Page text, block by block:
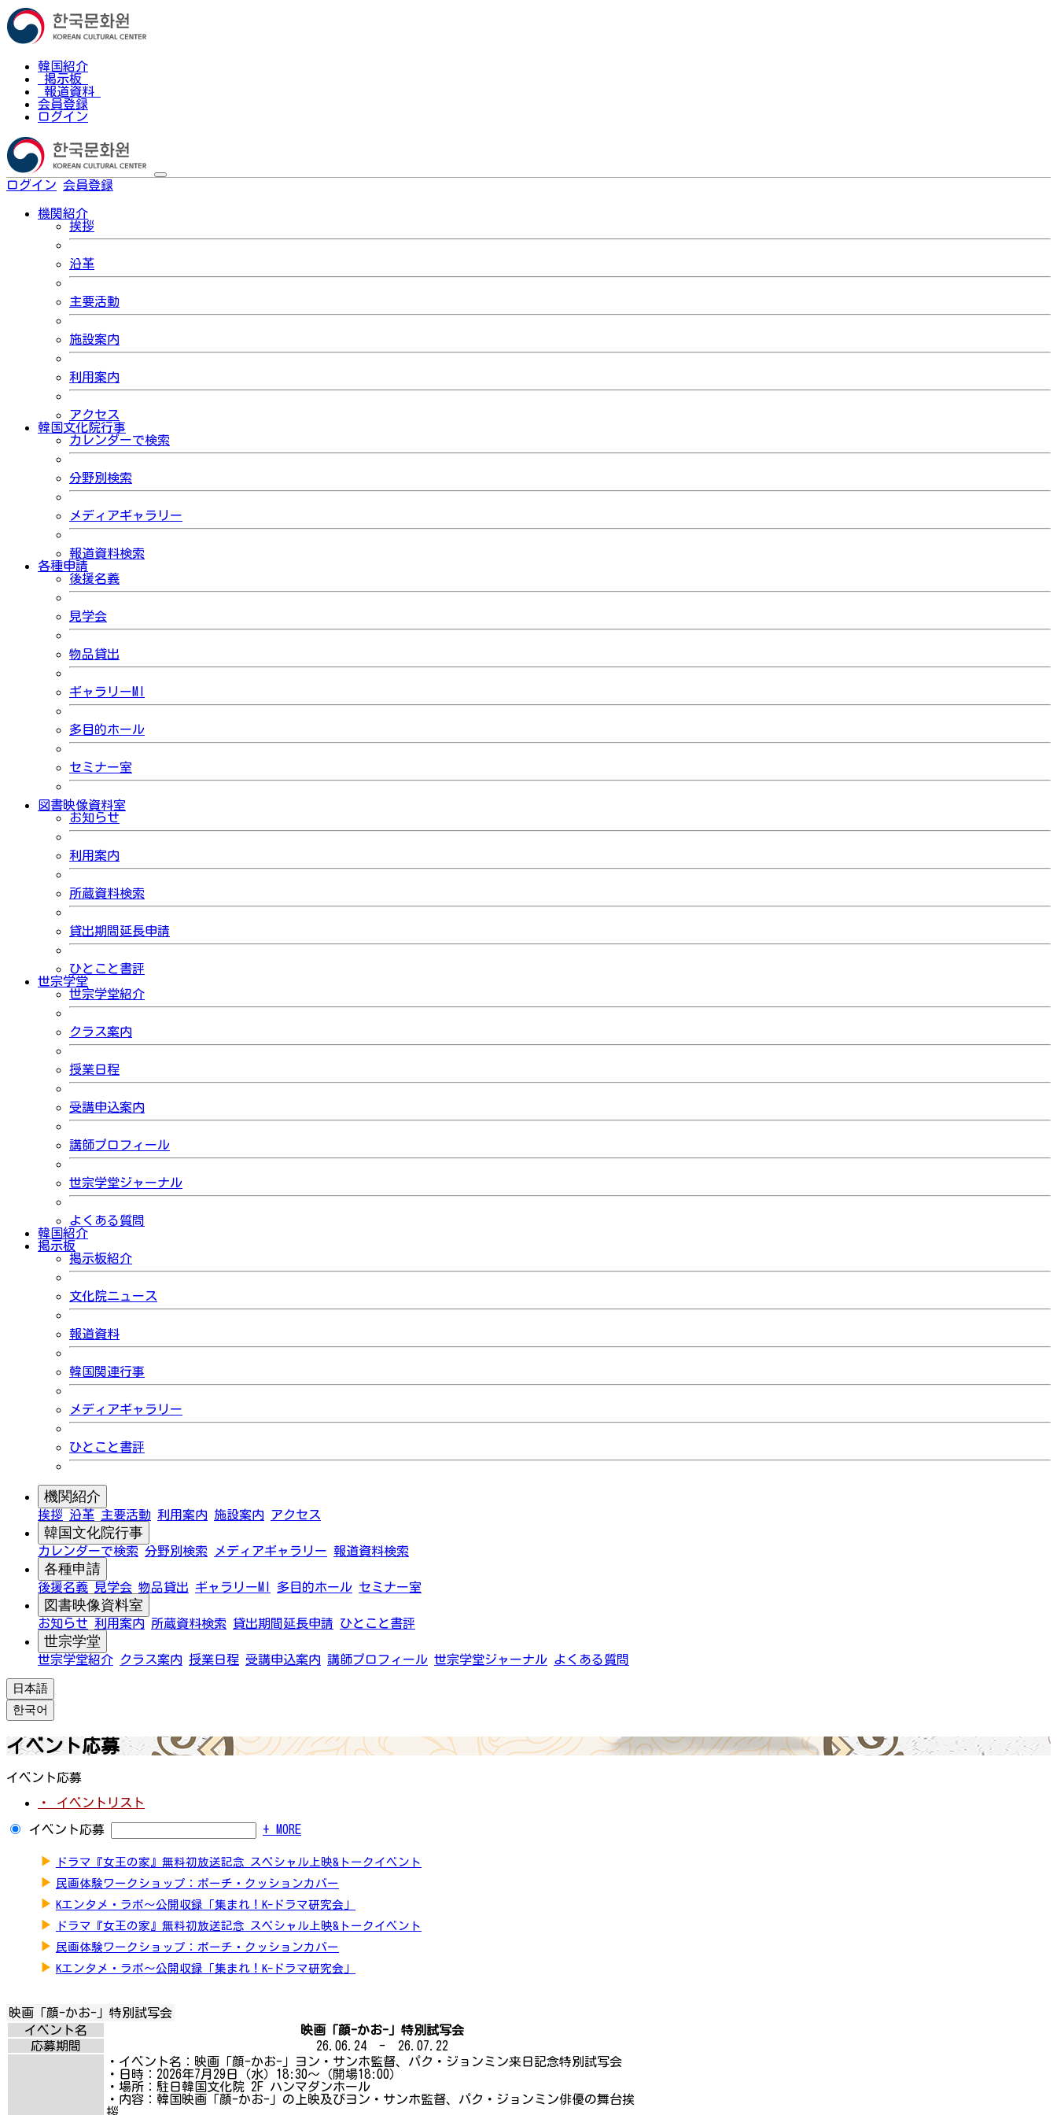
韓国紹介
掲示板
報道資料
会員登録
ログイン
ログイン 会員登録
機関紹介
挨拶
沿革
主要活動
施設案内
利用案内
アクセス
韓国文化院行事
カレンダーで検索
分野別検索
メディアギャラリー
報道資料検索
各種申請
後援名義
見学会
物品貸出
ギャラリーMI
多目的ホール
セミナー室
図書映像資料室
お知らせ
利用案内
所蔵資料検索
貸出期間延長申請
ひとこと書評
世宗学堂
世宗学堂紹介
クラス案内
授業日程
受講申込案内
講師プロフィール
世宗学堂ジャーナル
よくある質問
韓国紹介
掲示板
掲示板紹介
文化院ニュース
報道資料
韓国関連行事
メディアギャラリー
ひとこと書評
機関紹介
挨拶 沿革 主要活動 利用案内 施設案内 アクセス
韓国文化院行事
カレンダーで検索 分野別検索 メディアギャラリー 報道資料検索
各種申請
後援名義 見学会 物品貸出 ギャラリーMI 多目的ホール セミナー室
図書映像資料室
お知らせ 利用案内 所蔵資料検索 貸出期間延長申請 ひとこと書評
世宗学堂
世宗学堂紹介 クラス案内 授業日程 受講申込案内 講師プロフィール 世宗学堂ジャーナル よくある質問
日本語
한국어
イベント応募
イベント応募
・ イベントリスト
イベント応募 + MORE
▶ ドラマ『女王の家』無料初放送記念 スペシャル上映&トークイベント
▶ 民画体験ワークショップ：ポーチ・クッションカバー
▶ Kエンタメ・ラボ～公開収録「集まれ！K-ドラマ研究会」
▶ ドラマ『女王の家』無料初放送記念 スペシャル上映&トークイベント
▶ 民画体験ワークショップ：ポーチ・クッションカバー
▶ Kエンタメ・ラボ～公開収録「集まれ！K-ドラマ研究会」
映画「顔-かお-」特別試写会
イベント名
映画「顔-かお-」特別試写会
応募期間
26.06.24 - 26.07.22
・イベント名：映画「顔-かお-」ヨン・サンホ監督、パク・ジョンミン来日記念特別試写会
・日時：2026年7月29日（水）18:30～（開場18:00）
・場所：駐日韓国文化院 2F ハンマダンホール
・内容：韓国映画「顔-かお-」の上映及びヨン・サンホ監督、パク・ジョンミン俳優の舞台挨
拶